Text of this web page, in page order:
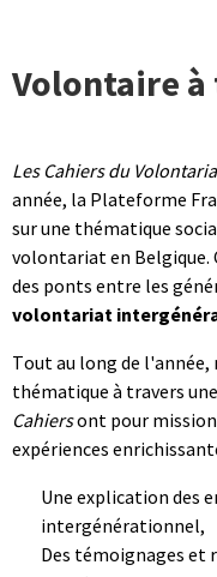
Volontaire à
Les Cahiers du
année, la Plateforme
sur une thématique
volontariat en Belgique.
des ponts entre les
volontariat
Tout au long de l'année,
Cahiers ont pour mission
expériences
Une explication des
intergénérationnel,
Des témoignages et